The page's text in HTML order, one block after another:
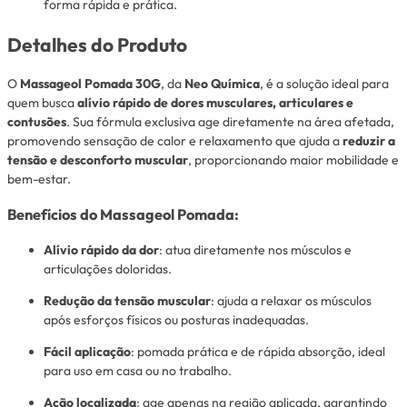
forma rápida e prática.
Detalhes do Produto
O Massageol Pomada 30G, da Neo Química, é a solução ideal para
quem buscaalívio rápido de dores musculares, articulares e
contusões. Sua fórmula exclusiva age diretamente na área afetada,
promovendo sensação de calor e relaxamento que ajuda areduzir a
tensão e desconforto muscular, proporcionando maior mobilidade e
bem-estar.
Benefícios do Massageol Pomada:
Alívio rápido da dor: atua diretamente nos músculos e
articulações doloridas.
Redução da tensão muscular: ajuda a relaxar os músculos
após esforços físicos ou posturas inadequadas.
Fácil aplicação: pomada prática e de rápida absorção, ideal
para uso em casa ou no trabalho.
Ação localizada: age apenas na região aplicada, garantindo